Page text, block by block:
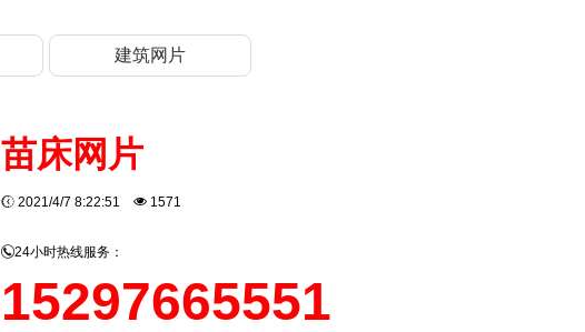
建筑网片
苗床网片
2021/4/7 8:22:51 1571
24小时热线服务：
15297665551